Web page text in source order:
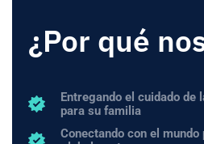
¿Por qué
Entregando el cuidado de
para su familia
Conectando con el